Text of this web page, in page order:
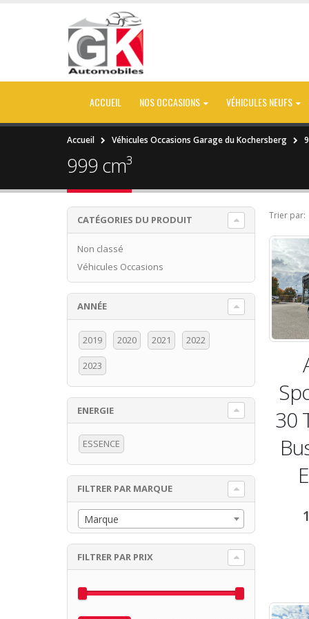
ACCUEIL NOS OCCASIONS VÉHICULES NEUFS
Accueil Véhicules Occasions Garage du Kochersberg
999 cm³
Trier par:
30
CATÉGORIES DU PRODUIT
Non classé
Véhicules Occasions
ANNÉE
2019 2020 2021 2022
2023
ENERGIE
ESSENCE
FILTRER PAR MARQUE
Marque
FILTRER PAR PRIX